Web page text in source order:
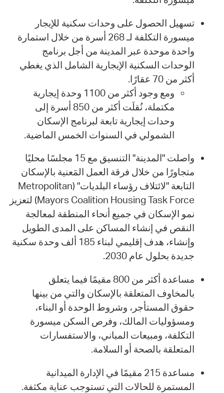
تسهيل الحصول على وحدات سكنية للإيجار
ميسورة التكلفة لـ 268 أسرة من خلال استمارة
واحدة موحدة عبر المدينة من أجل برنامج
الوحدات السكنية الإيجارية الشامل الذي يغطي
أكثر من 70 عقارًا.
ومع وجود أكثر من 1100 وحدة إيجارية
مكتملة، نُقلَت أكثر من 850 أسرة إلى
وحدات إيجارية تابعة لبرنامج الإسكان
الشمولي في السنوات الخمس الماضية.
واصلت "المدينة" التنسيق مع 15 مجلسًا محليًا
متجاورًا من خلال فرقة العمل المَعنية بالإسكان
التابعة "لائتلاف رؤساء البلديات" (Metropolitan
Mayors Coalition Housing Task Force) لتعزيز
نمو الإسكان في جميع أنحاء المنطقة لمعالجة
النقص في إنشاء المساكن على المدى الطويل
وإنشاء، هدف إقليمي لبناء 185 ألف وحدة سكنية
جديدة بحلول عام 2030.
مساعدة أكثر من 800 مقيمًا فيما يتعلق
بالمخاوف المتعلقة بالإسكان والتي من بينها
حقوق المستأجر، وشروط الوحدة أو البناء،
ومسؤوليات المالك، وفرص السكن ميسورة
التكلفة، ومبيعات المباني، والاستفسارات
المتعلقة بالصحة أو السلامة.
مساعدة 215 مقيمًا في الإدارة الميدانية
المستمرة للحالات التي تستوجب عناية مكثفة.